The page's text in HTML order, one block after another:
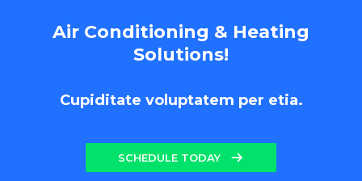
Air Conditioning & Heating
Solutions!
Cupiditate voluptatem per etia.
SCHEDULE TODAY